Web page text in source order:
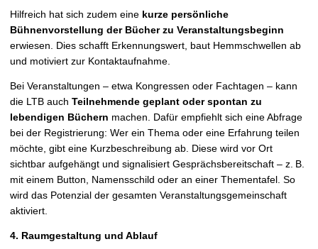
Hilfreich hat sich zudem eine kurze persönliche
Bühnenvorstellung der Bücher zu Veranstaltungsbeginn
erwiesen. Dies schafft Erkennungswert, baut Hemmschwellen ab
und motiviert zur Kontaktaufnahme.
Bei Veranstaltungen – etwa Kongressen oder Fachtagen – kann
die LTB auch Teilnehmende geplant oder spontan zu
lebendigen Büchern machen. Dafür empfiehlt sich eine Abfrage
bei der Registrierung: Wer ein Thema oder eine Erfahrung teilen
möchte, gibt eine Kurzbeschreibung ab. Diese wird vor Ort
sichtbar aufgehängt und signalisiert Gesprächsbereitschaft – z. B.
mit einem Button, Namensschild oder an einer Thementafel. So
wird das Potenzial der gesamten Veranstaltungsgemeinschaft
aktiviert.
4. Raumgestaltung und Ablauf